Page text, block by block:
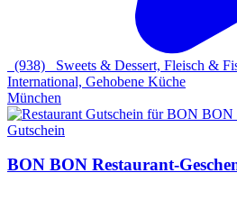
(938) Sweets & Dessert, Fleisch &
International, Gehobene Küche
München
BON BON Restaurant-